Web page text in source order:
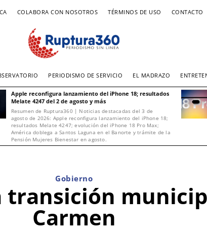
COLABORA CON NOSOTROS TÉRMINOS DE USO CONTACTO
PERIODISMO DE SERVICIO EL MADRAZO
Apple reconfigura lanzamiento del iPhone 18; resultados
Melate 4247 del 2 de agosto y más
Resumen de Ruptura360 | Noticias destacadas del 3 de
agosto de 2026: Apple reconfigura lanzamiento del iPhone 18;
resultados Melate 4247; evolución del iPhone 18 Pro Max;
América doblega a Santos Laguna en el Banorte y trámite de la
Pensión Mujeres Bienestar en agosto.
Gobierno
Carmen